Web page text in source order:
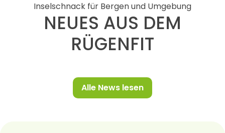
NEUES AUS DEM
RÜGENFIT
Inselschnack für Bergen und Umgebung
Alle News lesen